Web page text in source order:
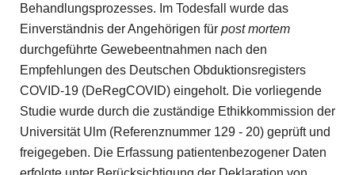
Behandlungsprozesses. Im Todesfall wurde das
Einverständnis der Angehörigen für post mortem
durchgeführte Gewebeentnahmen nach den
Empfehlungen des Deutschen Obduktionsregisters
COVID-19 (DeRegCOVID) eingeholt. Die vorliegende
Studie wurde durch die zuständige Ethikkommission der
Universität Ulm (Referenznummer 129 - 20) geprüft und
freigegeben. Die Erfassung patientenbezogener Daten